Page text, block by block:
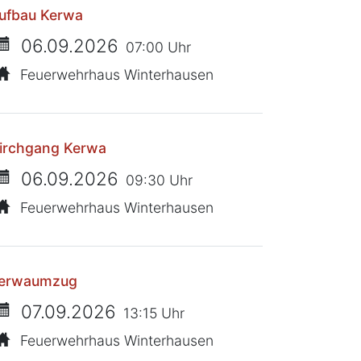
Kerwa
06.09.2026 07:00 Uhr
Feuerwehrhaus Winterhausen
Kerwa
06.09.2026 09:30 Uhr
Feuerwehrhaus Winterhausen
07.09.2026 13:15 Uhr
Feuerwehrhaus Winterhausen